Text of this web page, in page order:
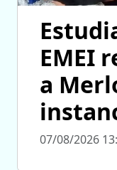
EMEI
a
07/08/2026